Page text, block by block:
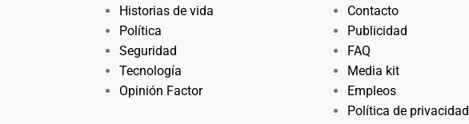
Historias de vida
Política
Seguridad
Tecnología
Opinión Factor
Contacto
Publicidad
FAQ
Media kit
Empleos
Política de privacidad